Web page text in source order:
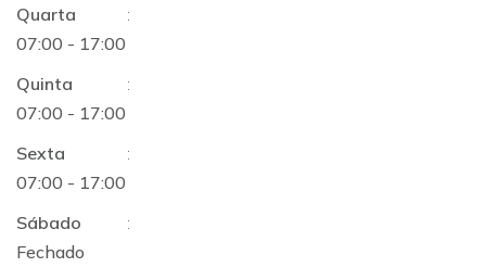
Quarta
:
07:00 - 17:00
Quinta
:
07:00 - 17:00
Sexta
:
07:00 - 17:00
Sábado
:
Fechado